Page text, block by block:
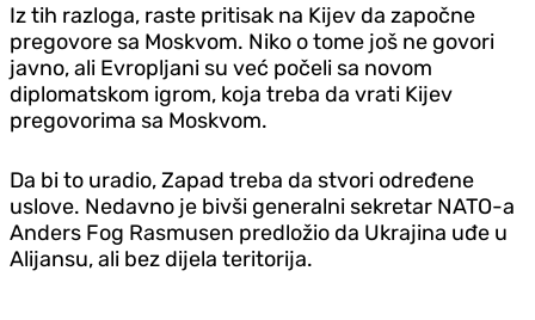
Iz tih razloga, raste pritisak na Kijev da započne
pregovore sa Moskvom. Niko o tome još ne govori
javno, ali Evropljani su već počeli sa novom
diplomatskom igrom, koja treba da vrati Kijev
pregovorima sa Moskvom.
Da bi to uradio, Zapad treba da stvori određene
uslove. Nedavno je bivši generalni sekretar NATO-a
Anders Fog Rasmusen predložio da Ukrajina uđe u
Alijansu, ali bez dijela teritorija.